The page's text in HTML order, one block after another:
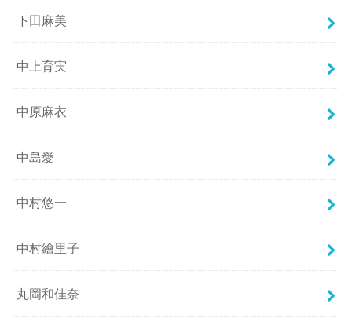
下田麻美
中上育実
中原麻衣
中島愛
中村悠一
中村繪里子
丸岡和佳奈